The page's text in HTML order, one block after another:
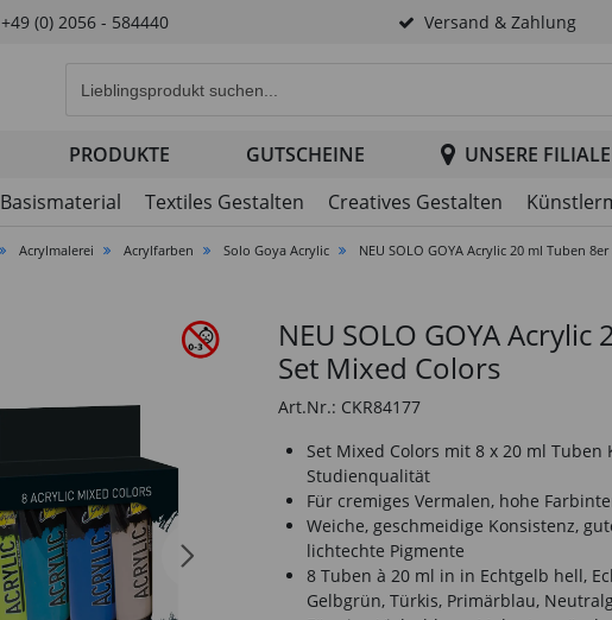
+49 (0) 2056 - 584440 Versand & Zahlung
PRODUKTE GUTSCHEINE
UNSERE
Basismaterial Textiles Gestalten Creatives Gestalten
Acrylmalerei Acrylfarben Solo Goya Acrylic NEU SOLO GOYA Acrylic 20 ml Tuben
NEU SOLO GOYA
Set Mixed Colors
Art.Nr.: CKR84177
Set Mixed Colors mit 8 x 20 ml
Studienqualität
Für cremiges Vermalen, hohe
Weiche, geschmeidige Konsistenz,
lichtechte Pigmente
8 Tuben à 20 ml in in Echtgelb hell,
Gelbgrün, Türkis, Primärblau,